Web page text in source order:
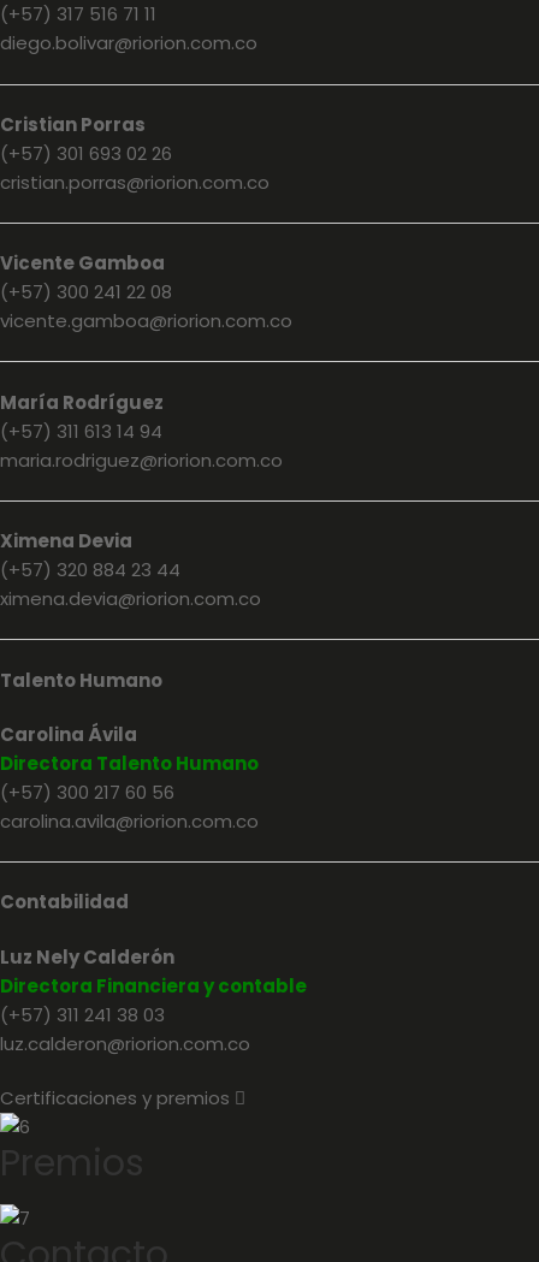
(+57) 317 516 71 11
diego.bolivar@riorion.com.co
Cristian Porras
(+57) 301 693 02 26
cristian.porras@riorion.com.co
Vicente Gamboa
(+57) 300 241 22 08
vicente.gamboa@riorion.com.co
María Rodríguez
(+57) 311 613 14 94
maria.rodriguez@riorion.com.co
Ximena Devia
(+57) 320 884 23 44
ximena.devia@riorion.com.co
Talento Humano
Carolina Ávila
Directora Talento Humano
(+57) 300 217 60 56
carolina.avila@riorion.com.co
Contabilidad
Luz Nely Calderón
Directora Financiera y contable
(+57) 311 241 38 03
luz.calderon@riorion.com.co
Certificaciones y premios
Premios